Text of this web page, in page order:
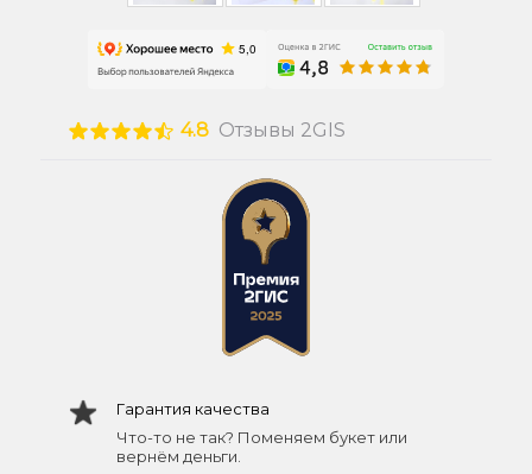
4.8 Отзывы 2GIS
Гарантия качества
Что-то не так? Поменяем букет или
вернём деньги.